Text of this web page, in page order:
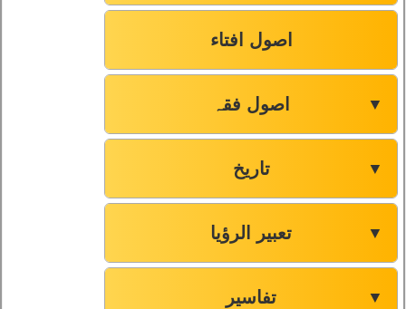
63 صفحہ-29
اصول افتاء
اصول فقہ ▼
تاریخ ▼
تعبیر الرؤیا ▼
تفاسیر ▼